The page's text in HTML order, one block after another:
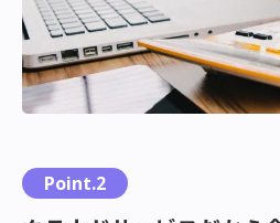
Point.2